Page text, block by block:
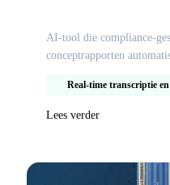
AI-tool die compliance-
conceptrapporten
Real-time transcriptie
Lees verder